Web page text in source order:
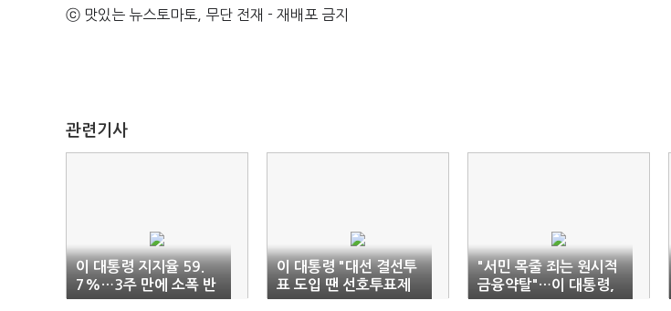
ⓒ 맛있는 뉴스토마토, 무단 전재 - 재배포 금지
관련기사
이 대통령 지지율 59.
7%…3주 만에 소폭 반
등
이 대통령 "대선 결선투
표 도입 땐 선호투표제
논의"
"서민 목줄 죄는 원시적
금융약탈"…이 대통령,
해결방안 약속